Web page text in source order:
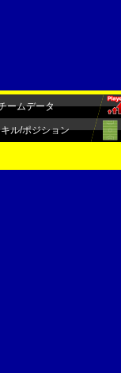
ームデータ
ル/ポジション